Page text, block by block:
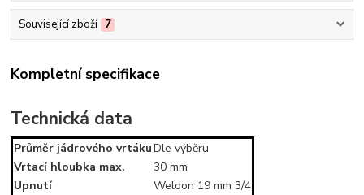
Související zboží 7
Kompletní specifikace
Technická data
Průměr jádrového vrtákuDle výběru
Vrtací hloubka max.
30 mm
Upnutí
Weldon 19 mm 3/4